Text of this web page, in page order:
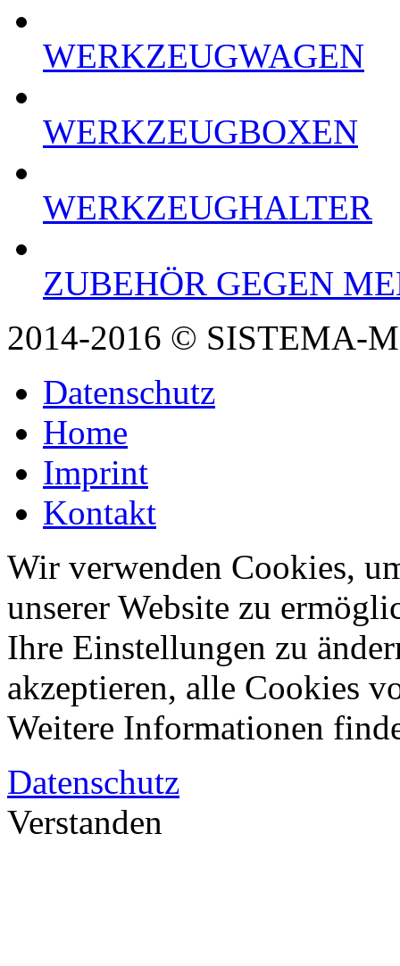
WERKZEUGWAGEN
WERKZEUGBOXEN
WERKZEUGHALTER
ZUBEHÖR GEGEN
2014-2016 © SISTEMA-
Datenschutz
Home
Imprint
Kontakt
Wir verwenden Cookies,
unserer Website zu
Ihre Einstellungen zu
akzeptieren, alle Cookies
Weitere Informationen
Datenschutz
Verstanden